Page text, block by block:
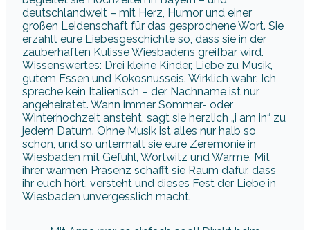
deutschlandweit – mit Herz, Humor und einer
großen Leidenschaft für das gesprochene Wort. Sie
erzählt eure Liebesgeschichte so, dass sie in der
zauberhaften Kulisse Wiesbadens greifbar wird.
Wissenswertes: Drei kleine Kinder, Liebe zu Musik,
gutem Essen und Kokosnusseis. Wirklich wahr: Ich
spreche kein Italienisch – der Nachname ist nur
angeheiratet. Wann immer Sommer- oder
Winterhochzeit ansteht, sagt sie herzlich „i am in“ zu
jedem Datum. Ohne Musik ist alles nur halb so
schön, und so untermalt sie eure Zeremonie in
Wiesbaden mit Gefühl, Wortwitz und Wärme. Mit
ihrer warmen Präsenz schafft sie Raum dafür, dass
ihr euch hört, versteht und dieses Fest der Liebe in
Wiesbaden unvergesslich macht.